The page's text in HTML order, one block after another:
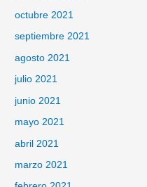
octubre 2021
septiembre 2021
agosto 2021
julio 2021
junio 2021
mayo 2021
abril 2021
marzo 2021